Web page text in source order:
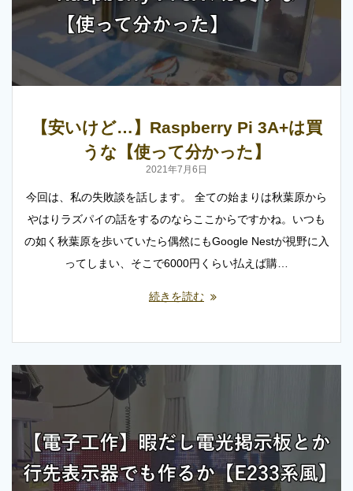
【安いけど…】Raspberry Pi 3A+は買
うな【使って分かった】
2021年7月6日
今回は、私の失敗談を話します。 全ての始まりは秋葉原から
やはりラズパイの話をするのならここからですかね。いつも
の如く秋葉原を歩いていたら偶然にもGoogle Nestが視野に入
ってしまい、そこで6000円くらい払えば購…
続きを読む